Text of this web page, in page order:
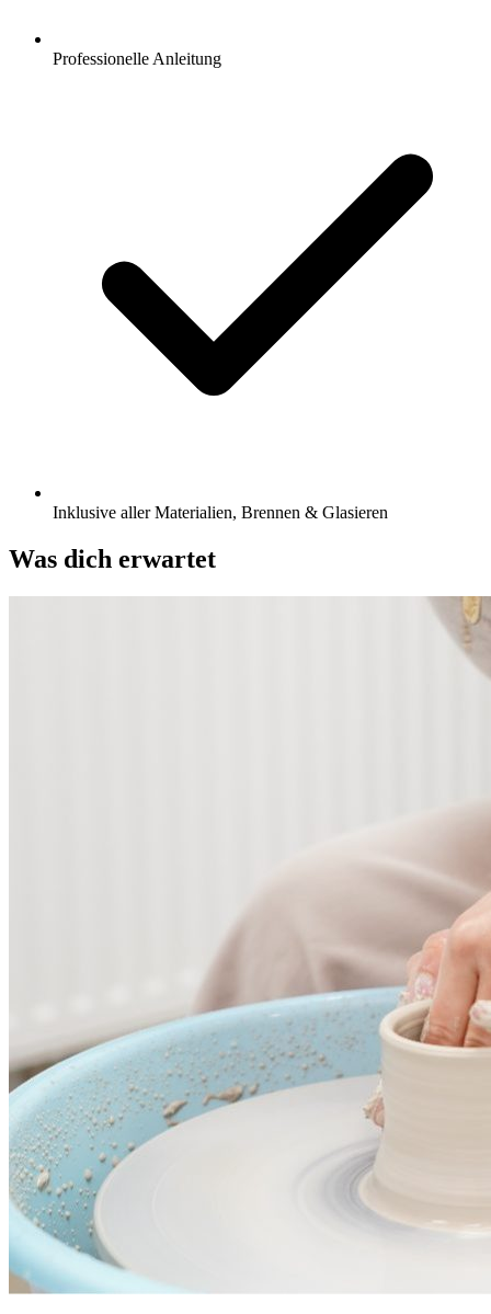
Professionelle Anleitung
Inklusive aller Materialien, Brennen & Glasieren
Was dich erwartet